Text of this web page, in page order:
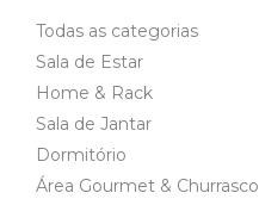
Todas as categorias
Sala de Estar
Home & Rack
Sala de Jantar
Dormitório
Área Gourmet & Churrasco